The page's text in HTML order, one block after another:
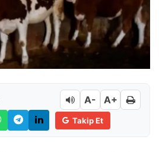
A- A+
Takip Et